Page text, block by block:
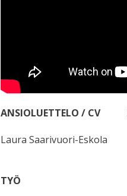
ANSIOLUETTELO / CV
Laura Saarivuori-Eskola
TYÖ